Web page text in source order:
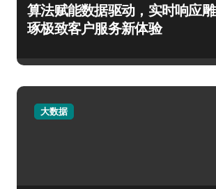
算法赋能数据驱动，实时响应雕
琢极致客户服务新体验
大数据